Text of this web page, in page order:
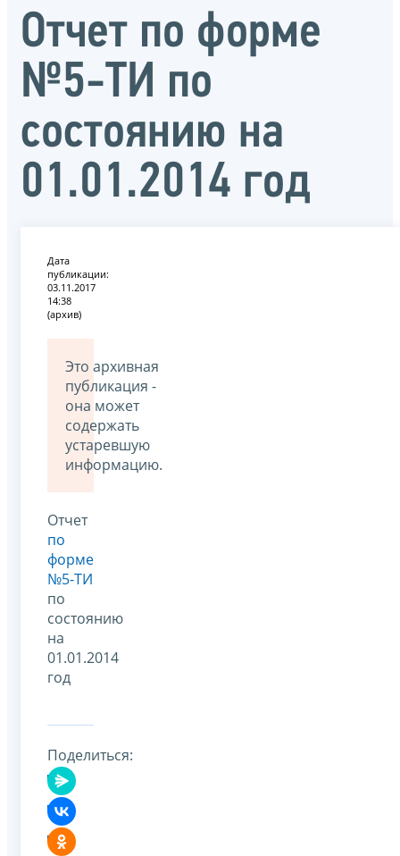
Oтчет по форме
№5-ТИ по
состоянию на
01.01.2014 год
Дата
публикации:
03.11.2017
14:38
(архив)
Это архивная
публикация -
она может
содержать
устаревшую
информацию.
Oтчет
по
форме
№5-ТИ
по
состоянию
на
01.01.2014
год
Поделиться: